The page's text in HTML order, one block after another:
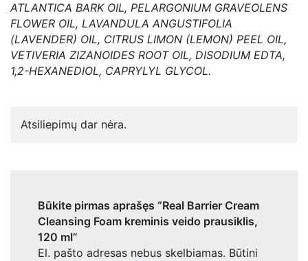
ATLANTICA BARK OIL, PELARGONIUM GRAVEOLENS
FLOWER OIL, LAVANDULA ANGUSTIFOLIA
(LAVENDER) OIL, CITRUS LIMON (LEMON) PEEL OIL,
VETIVERIA ZIZANOIDES ROOT OIL, DISODIUM EDTA,
1,2-HEXANEDIOL, CAPRYLYL GLYCOL.
Atsiliepimų dar nėra.
Būkite pirmas aprašęs “Real Barrier Cream
Cleansing Foam kreminis veido prausiklis,
120 ml”
El. pašto adresas nebus skelbiamas. Būtini